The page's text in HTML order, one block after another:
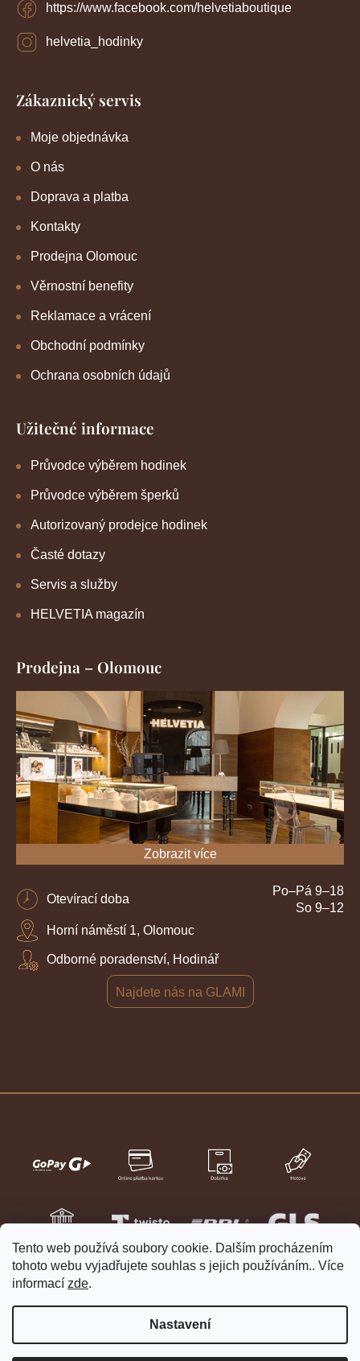
Tento web používá soubory cookie. Dalším procházením
tohoto webu vyjadřujete souhlas s jejich používáním.. Více
informací zde.
Nastavení
https://www.facebook.com/helvetiaboutique
helvetia_hodinky
Zákaznický servis
Moje objednávka
O nás
Doprava a platba
Kontakty
Prodejna Olomouc
Věrnostní benefity
Reklamace a vrácení
Obchodní podmínky
Ochrana osobních údajů
Užitečné informace
Průvodce výběrem hodinek
Průvodce výběrem šperků
Autorizovaný prodejce hodinek
Časté dotazy
Servis a služby
HELVETIA magazín
Prodejna – Olomouc
Zobrazit více
Otevírací doba
Po–Pá 9–18
So 9–12
Horní náměstí 1, Olomouc
Odborné poradenství, Hodinář
Najdete nás na GLAMI
Vytvořil Shoptet